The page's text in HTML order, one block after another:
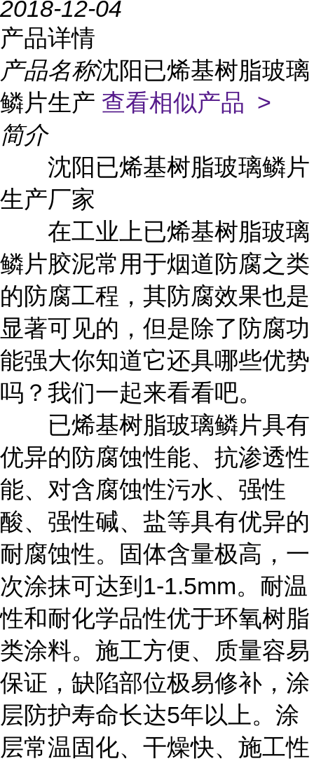
2018-12-04
产品详情
产品名称沈阳已烯基树脂玻璃
鳞片生产 查看相似产品 >
简介
沈阳已烯基树脂玻璃鳞片
生产厂家
在工业上已烯基树脂玻璃
鳞片胶泥常用于烟道防腐之类
的防腐工程，其防腐效果也是
显著可见的，但是除了防腐功
能强大你知道它还具哪些优势
吗？我们一起来看看吧。
已烯基树脂玻璃鳞片具有
优异的防腐蚀性能、抗渗透性
能、对含腐蚀性污水、强性
酸、强性碱、盐等具有优异的
耐腐蚀性。固体含量极高，一
次涂抹可达到1-1.5mm。耐温
性和耐化学品性优于环氧树脂
类涂料。施工方便、质量容易
保证，缺陷部位极易修补，涂
层防护寿命长达5年以上。涂
层常温固化、干燥快、施工性